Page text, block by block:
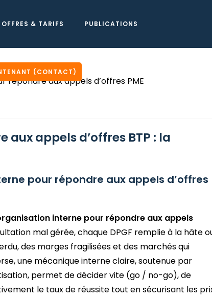
OFFRES & TARIFS PUBLICATIONS
(CONTACT)
appels d’offres BTP : la
pour répondre aux appels d’offres
interne pour répondre aux appels
mal gérée, chaque DPGF remplie à la hâte
des marges fragilisées et des marchés qui
une mécanique interne claire, soutenue par
permet de décider vite (go / no-go), de
le taux de réussite tout en sécurisant les